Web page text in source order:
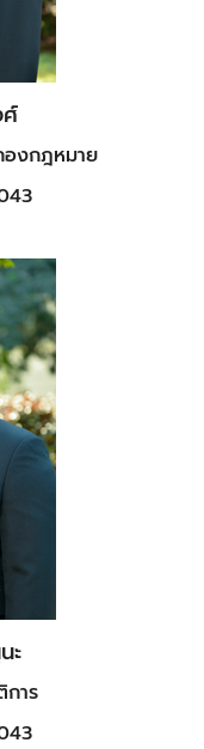
องกฎหมาย
ะ
าร